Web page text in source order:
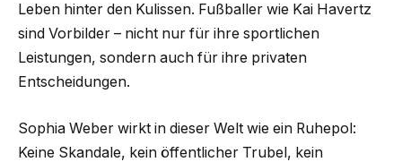
Leben hinter den Kulissen. Fußballer wie Kai Havertz
sind Vorbilder – nicht nur für ihre sportlichen
Leistungen, sondern auch für ihre privaten
Entscheidungen.
Sophia Weber wirkt in dieser Welt wie ein Ruhepol:
Keine Skandale, kein öffentlicher Trubel, kein